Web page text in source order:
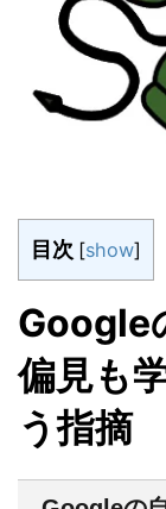
目次 [show]
Google
偏見も
う指摘